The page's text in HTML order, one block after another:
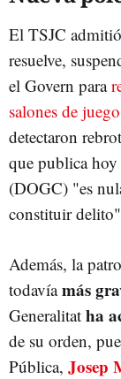
El TSJC
resuelve,
el Govern para
salones de juego
detectaron
que publica hoy
(DOGC) "es
constituir
Además, la
todavíamás
Generalitat ha
de su orden,
Pública, Josep